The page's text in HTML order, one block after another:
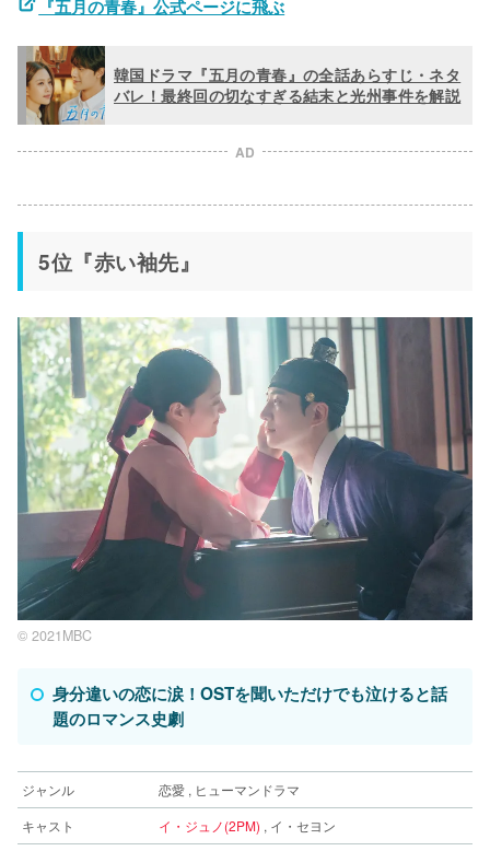
『五月の青春』公式ページに飛ぶ
韓国ドラマ『五月の青春』の全話あらすじ・ネタ
バレ！最終回の切なすぎる結末と光州事件を解説
AD
5位『赤い袖先』
© 2021MBC
身分違いの恋に涙！OSTを聞いただけでも泣けると話
題のロマンス史劇
ジャンル
恋愛 , ヒューマンドラマ
キャスト
イ・ジュノ(2PM) , イ・セヨン